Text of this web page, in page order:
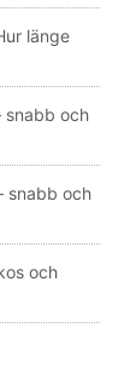
länge
snabb och
snabb och
och